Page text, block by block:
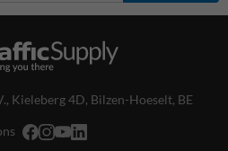
Kieleberg 4D, Bilzen-Hoeselt, BE